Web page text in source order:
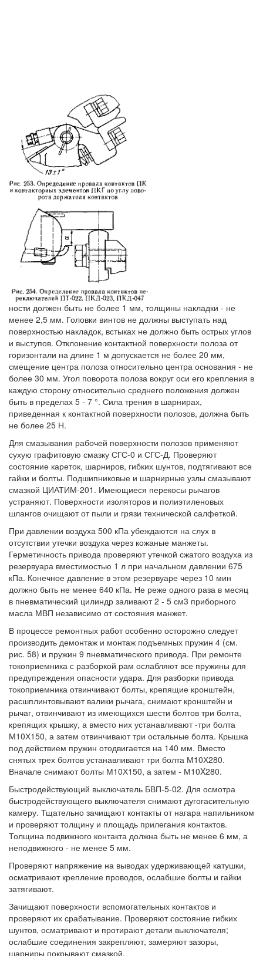
ности должен быть не более 1 мм, толщины накладки - не
менее 2,5 мм. Головки винтов не должны выступать над
поверхностью накладок, встыках не должно быть острых углов
и выступов. Отклонение контактной поверхности полоза от
горизонтали на длине 1 м допускается не более 20 мм,
смещение центра полоза относительно центра основания - не
более 30 мм. Угол поворота полоза вокруг оси его крепления в
каждую сторону относительно среднего положения должен
быть в пределах 5 - 7 °. Сила трения в шарнирах,
приведенная к контактной поверхности полозов, должна быть
не более 25 Н.
Для смазывания рабочей поверхности полозов применяют
сухую графитовую смазку СГС-0 и СГС-Д. Проверяют
состояние кареток, шарниров, гибких шунтов, подтягивают все
гайки и болты. Подшипниковые и шарнирные узлы смазывают
смазкой ЦИАТИМ-201. Имеющиеся перекосы рычагов
устраняют. Поверхности изоляторов и полиэтиленовых
шлангов очищают от пыли и грязи технической салфеткой.
При давлении воздуха 500 кПа убеждаются на слух в
отсутствии утечки воздуха через кожаные манжеты.
Герметичность привода проверяют утечкой сжатого воздуха из
резервуара вместимостью 1 л при начальном давлении 675
кПа. Конечное давление в этом резервуаре через 10 мин
должно быть не менее 640 кПа. Не реже одного раза в месяц
в пневматический цилиндр заливают 2 - 5 см3 приборного
масла МВП независимо от состояния манжет.
В процессе ремонтных работ особенно осторожно следует
производить демонтаж и монтаж подъемных пружин 4 (см.
рис. 58) и пружин 9 пневматического привода. При ремонте
токоприемника с разборкой рам ослабляют все пружины для
предупреждения опасности удара. Для разборки привода
токоприемника отвинчивают болты, крепящие кронштейн,
расшплинтовывают валики рычага, снимают кронштейн и
рычаг, отвинчивают из имеющихся шести болтов три болта,
крепящих крышку, а вместо них устанавливают -три болта
М10Х150, а затем отвинчивают три остальные болта. Крышка
под действием пружин отодвигается на 140 мм. Вместо
снятых трех болтов устанавливают три болта М10Х280.
Вначале снимают болты М10Х150, а затем - М10X280.
Быстродействующий выключатель БВП-5-02. Для осмотра
быстродействующего выключателя снимают дугогасительную
камеру. Тщательно зачищают контакты от нагара напильником
и проверяют толщину и площадь прилегания контактов.
Толщина подвижного контакта должна быть не менее 6 мм, а
неподвижного - не менее 5 мм.
Проверяют напряжение на выводах удерживающей катушки,
осматривают крепление проводов, ослабшие болты и гайки
затягивают.
Зачищают поверхности вспомогательных контактов и
проверяют их срабатывание. Проверяют состояние гибких
шунтов, осматривают и протирают детали выключателя;
ослабшие соединения закрепляют, замеряют зазоры,
шарниры покрывают смазкой.